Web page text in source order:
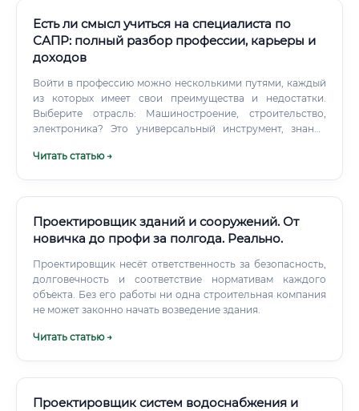
компании.
Есть ли смысл учиться на специалиста по
САПР: полный разбор профессии, карьеры и
доходов
Войти в профессию можно несколькими путями, каждый
из которых имеет свои преимущества и недостатки.
Выберите отрасль: Машиностроение, строительство,
электроника? Это универсальный инструмент, знание
любого инженера САПР.
Читать статью →
Проектировщик зданий и сооружений. От
новичка до профи за полгода. Реально.
Проектировщик несёт ответственность за безопасность,
долговечность и соответствие нормативам каждого
объекта. Без его работы ни одна строительная компания
не может законно начать возведение здания.
Читать статью →
Проектировщик систем водоснабжения и